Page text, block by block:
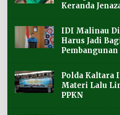
Keranda
IDI Malinau
Harus Jadi
Pembangunan
Polda Kaltara
Materi Lalu
PPKN